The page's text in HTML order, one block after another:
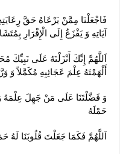
فَاجْعَلْنَا مِمَّنْ يَرْعَاهُ حَقَّ
آيَاتِهِ وَ يَفْزَعُ إِلَى الْإِقْرَارِ
اَللَّهُمَّ إِنَّكَ أَنْزَلْتَهُ عَلَى نَبِيِّكَ
أَلْهَمْتَهُ عِلْمَ عَجَائِبِهِ مُكَمَّلاً وَ
وَ فَضَّلْتَنَا عَلَى مَنْ جَهِلَ عِلْمَهُ
حَمْلَهُ‏
اَللَّهُمَّ فَكَمَا جَعَلْتَ قُلُوبَنَا لَهُ